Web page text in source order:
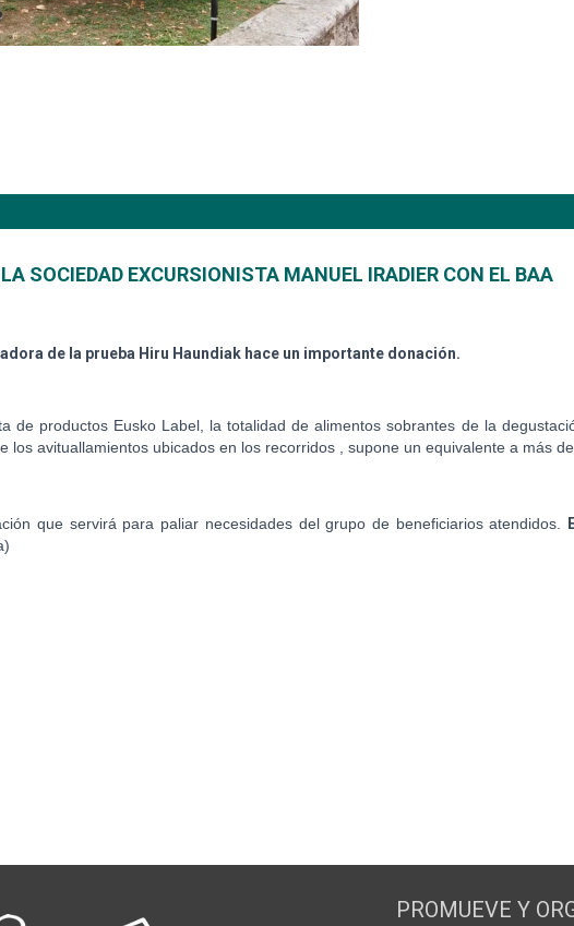
LA SOCIEDAD EXCURSIONISTA MANUEL IRADIER CON EL BAA
de la prueba Hiru Haundiak hace un importante donación.
de productos Eusko Label, la totalidad de alimentos sobrantes de la
los avituallamientos ubicados en los recorridos , supone un equivalente a más
que servirá para paliar necesidades del grupo de beneficiarios atendidos.
PROMUEVE Y